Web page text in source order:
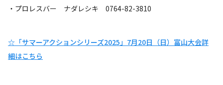
・プロレスバー ナダレシキ 0764-82-3810
☆「サマーアクションシリーズ2025」7月20日（日）富山大会詳
細はこちら